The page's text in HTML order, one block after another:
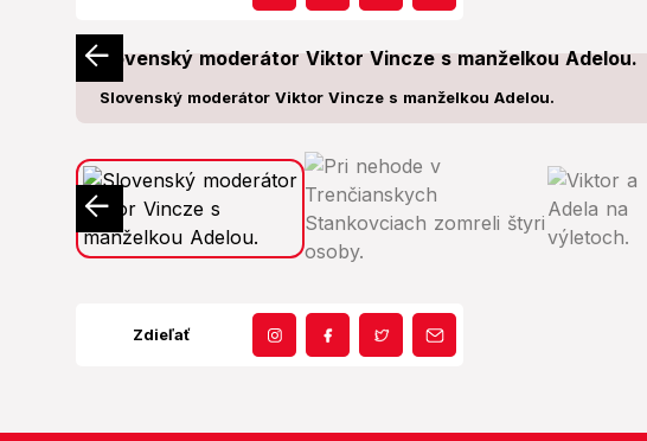
Slovenský moderátor Viktor Vincze s manželkou Adelou.
Zdieľať